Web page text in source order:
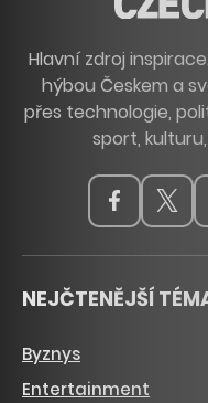
Hlavní zdroj
hýbou Českem a
přes technologie,
sport,
NEJČTENĚJŠÍ
Byznys
Entertainment